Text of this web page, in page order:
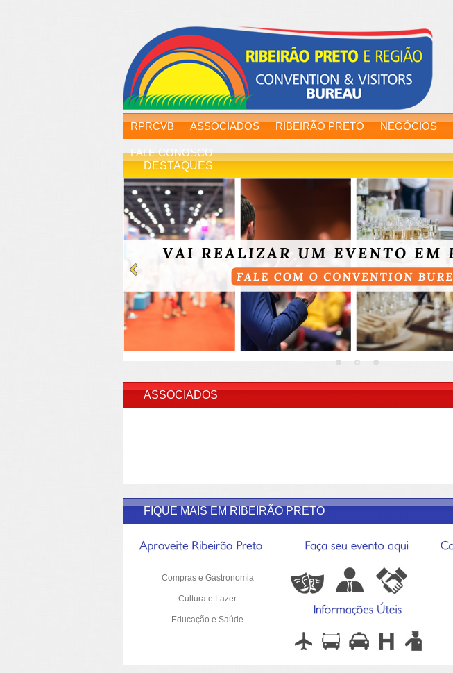
RPRCVB ASSOCIADOS RIBEIRÃO PRETO NEGÓCIOS
FALE CONOSCO
DESTAQUES
ASSOCIADOS
FIQUE MAIS EM RIBEIRÃO PRETO
Compras e Gastronomia
Cultura e Lazer
Educação e Saúde